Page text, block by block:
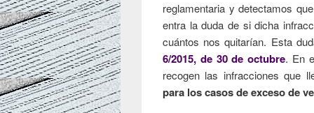
reglamentaria y detectamos
entra la duda de si dicha
cuántos nos quitarían. Esta
6/2015, de 30 de octubre. En
recogen las infracciones que
para los casos de exceso de